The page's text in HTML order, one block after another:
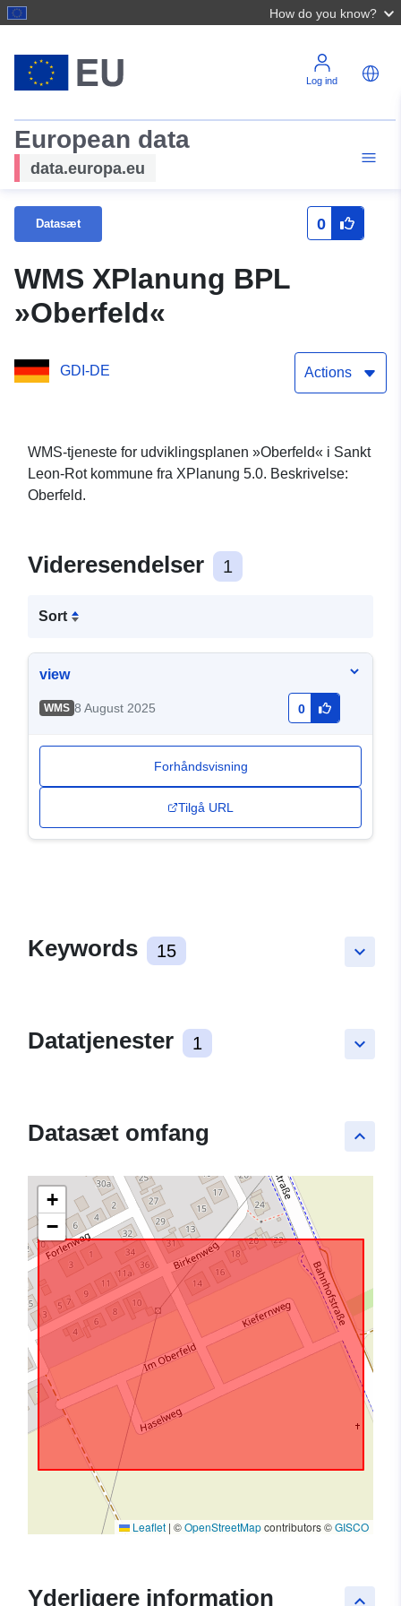
How do you know?
Log ind
European data
data.europa.eu
Datasæt 0
WMS XPlanung BPL
»Oberfeld«
GDI-DE Actions
WMS-tjeneste for udviklingsplanen »Oberfeld« i Sankt
Leon-Rot kommune fra XPlanung 5.0. Beskrivelse:
Oberfeld.
Videresendelser 1
Sort
view
WMS 8 August 2025 0
Forhåndsvisning
Tilgå URL
keyboard_arrow_down
Keywords 15
keyboard_arrow_down
Datatjenester 1
keyboard_arrow_up
Datasæt omfang
+
−
Leaflet | ©OpenStreetMapcontributors ©GISCO
keyboard_arrow_up
Yderligere information